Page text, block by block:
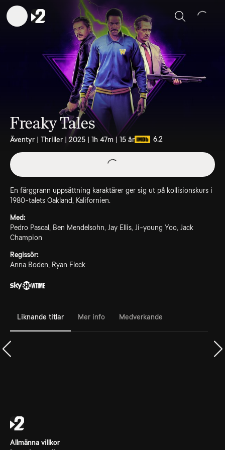
Sök
Freaky Tales
Äventyr | Thriller | 2025 | 1h 47m | 15 år 6.2
En färggrann uppsättning karaktärer ger sig ut på kollisionskurs i
1980-talets Oakland, Kalifornien.
Med:
Pedro Pascal, Ben Mendelsohn, Jay Ellis, Ji-young Yoo, Jack
Champion
Regissör:
Anna Boden, Ryan Fleck
Liknande titlar Mer info Medverkande
Allmänna villkor